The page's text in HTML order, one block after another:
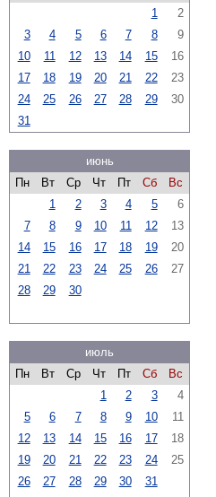
1
2
3
4 5 6 7 8
9
10
11 12 13 14 15
16
17
18 19 20 21 22
23
24
25 26 27 28 29
30
31
июнь
Пн
Вт Ср Чт Пт Сб
Вс
1
2 3 4 5
6
7
8 9 10 11 12
13
14
15 16 17 18 19
20
21
22 23 24 25 26
27
28
29 30
июль
Пн
Вт Ср Чт Пт Сб
Вс
1
2 3
4
5
6 7 8 9 10
11
12
13 14 15 16 17
18
19
20 21 22 23 24
25
26
27 28 29 30 31